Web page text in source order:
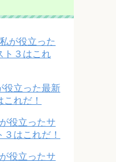
が役立った
ト３はこれ
役立った最新
れだ！
役立ったサ
はこれだ！
役立ったサ